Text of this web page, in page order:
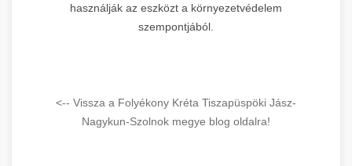
használják az eszközt a környezetvédelem
szempontjából.
<-- Vissza a Folyékony Kréta Tiszapüspöki Jász-
Nagykun-Szolnok megye blog oldalra!